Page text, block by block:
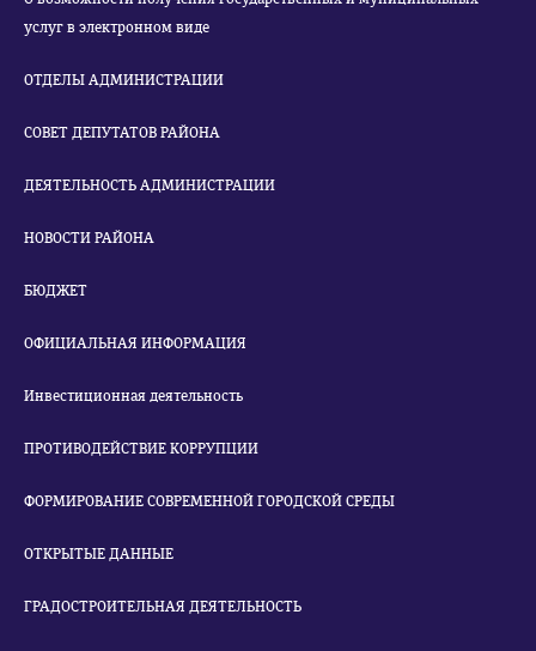
услуг в электронном виде
ОТДЕЛЫ АДМИНИСТРАЦИИ
СОВЕТ ДЕПУТАТОВ РАЙОНА
ДЕЯТЕЛЬНОСТЬ АДМИНИСТРАЦИИ
НОВОСТИ РАЙОНА
БЮДЖЕТ
ОФИЦИАЛЬНАЯ ИНФОРМАЦИЯ
Инвестиционная деятельность
ПРОТИВОДЕЙСТВИЕ КОРРУПЦИИ
ФОРМИРОВАНИЕ СОВРЕМЕННОЙ ГОРОДСКОЙ СРЕДЫ
ОТКРЫТЫЕ ДАННЫЕ
ГРАДОСТРОИТЕЛЬНАЯ ДЕЯТЕЛЬНОСТЬ